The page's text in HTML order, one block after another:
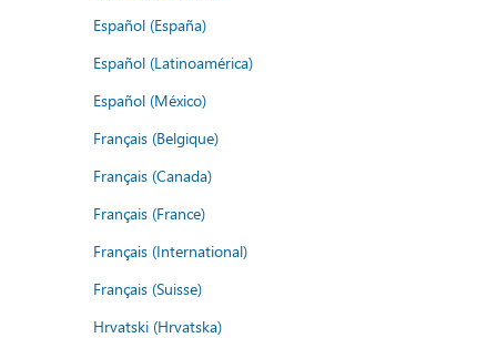
Español (España)
Español (Latinoamérica)
Español (México)
Français (Belgique)
Français (Canada)
Français (France)
Français (International)
Français (Suisse)
Hrvatski (Hrvatska)